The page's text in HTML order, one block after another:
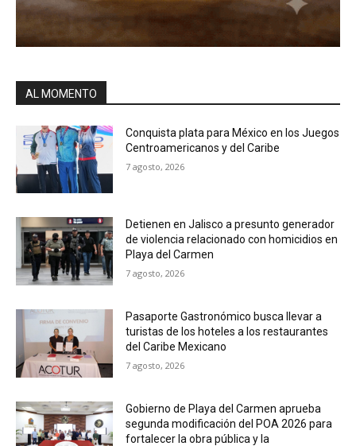
AL MOMENTO
Conquista plata para México en los Juegos
Centroamericanos y del Caribe
7 agosto, 2026
Detienen en Jalisco a presunto generador
de violencia relacionado con homicidios en
Playa del Carmen
7 agosto, 2026
Pasaporte Gastronómico busca llevar a
turistas de los hoteles a los restaurantes
del Caribe Mexicano
7 agosto, 2026
Gobierno de Playa del Carmen aprueba
segunda modificación del POA 2026 para
fortalecer la obra pública y la